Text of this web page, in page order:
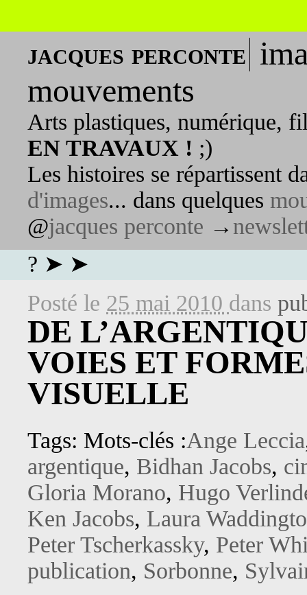
jacques perconte
mouvements
Arts plastiques, numérique,
EN TRAVAUX ! ;)
Les histoires se répartissent
d'images... dans quelques
@jacques perconte →
? ➤ ➤
Posté le 25 mai 2010 dans
DE
VOIES ET
VISUELLE
Tags: Mots-clés :Ange Leccia
argentique, Bidhan Jacobs,
Gloria Morano, Hugo
Ken Jacobs, Laura
Peter Tscherkassky, Peter
publication, Sorbonne,